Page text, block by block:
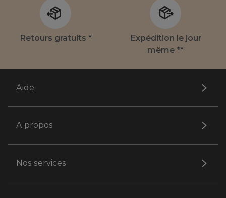
Retours gratuits *
Expédition le jour
même **
Aide
A propos
Nos services